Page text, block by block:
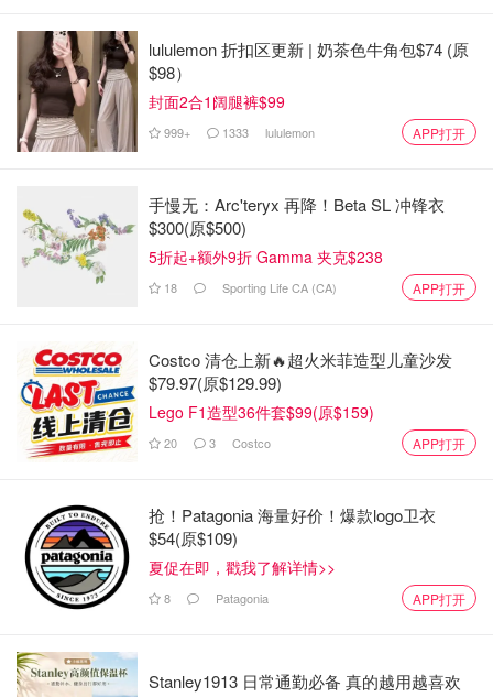
lululemon 折扣区更新 | 奶茶色牛角包$74 (原
$98）
封面2合1阔腿裤$99
999+ 1333 lululemon APP打开
手慢无：Arc'teryx 再降！Beta SL 冲锋衣
$300(原$500)
5折起+额外9折 Gamma 夹克$238
18 Sporting Life CA (CA) APP打开
Costco 清仓上新🔥超火米菲造型儿童沙发
$79.97(原$129.99)
Lego F1造型36件套$99(原$159)
20 3 Costco APP打开
抢！Patagonia 海量好价！爆款logo卫衣
$54(原$109)
夏促在即，戳我了解详情>>
8 Patagonia APP打开
Stanley1913 日常通勤必备 真的越用越喜欢